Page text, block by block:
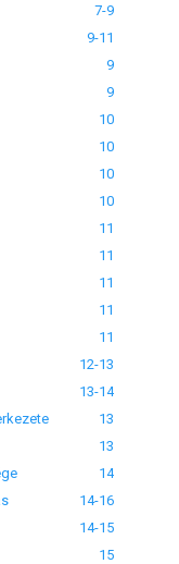
7-9
9-11
9
9
10
10
10
10
11
11
11
11
11
12-13
13-14
13
13
14
14-16
14-15
15